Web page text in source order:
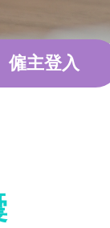
僱主登入